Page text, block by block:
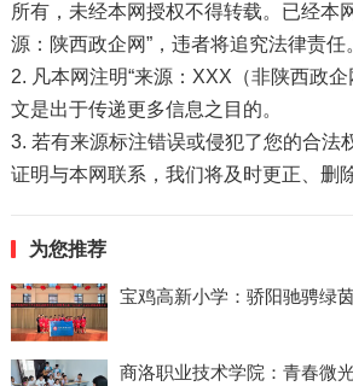
所有，未经本网授权不得转载。已经本
源：陕西政企网”，违者将追究法律责任
2. 凡本网注明“来源：XXX（非陕西政
文是出于传递更多信息之目的。
3. 若有来源标注错误或侵犯了您的合法
证明与本网联系，我们将及时更正、删
为您推荐
宝鸡高新小学：骄阳驰骋绿
商洛职业技术学院：青春微